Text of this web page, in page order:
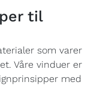
til
som varer
Våre vinduer er
med